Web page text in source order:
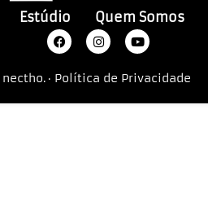
Estúdio Quem Somos
nectho. · Política de Privacidade